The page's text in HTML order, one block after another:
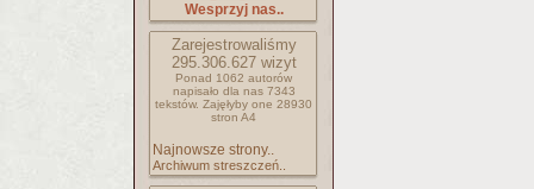
Wesprzyj nas..
Zarejestrowaliśmy
295.306.627wizyt
Ponad 1062 autorów
napisało dla nas 7343
tekstów. Zajęłyby one 28930
stron A4
Najnowsze strony..
Archiwum streszczeń..